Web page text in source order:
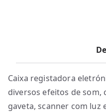
Caixa registadora
diversos efeitos de som,
gaveta, scanner com luz